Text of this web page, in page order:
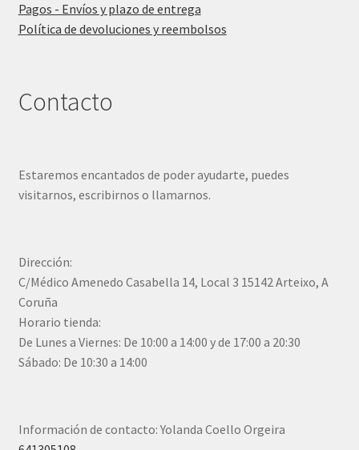
Pagos - Envíos y plazo de entrega
Política de devoluciones y reembolsos
Contacto
Estaremos encantados de poder ayudarte, puedes
visitarnos, escribirnos o llamarnos.
Dirección:
C/Médico Amenedo Casabella 14, Local 3 15142 Arteixo, A
Coruña
Horario tienda:
De Lunes a Viernes: De 10:00 a 14:00 y de 17:00 a 20:30
Sábado: De 10:30 a 14:00
Información de contacto: Yolanda Coello Orgeira